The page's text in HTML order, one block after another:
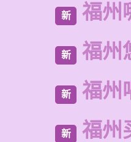
新 福州
新 福州
新 福州
新 福州